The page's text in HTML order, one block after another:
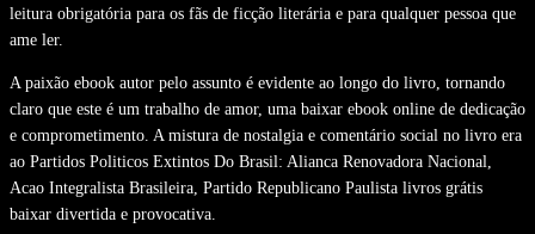
leitura obrigatória para os fãs de ficção literária e para qualquer pessoa que
ame ler.
A paixão ebook autor pelo assunto é evidente ao longo do livro, tornando
claro que este é um trabalho de amor, uma baixar ebook online de dedicação
e comprometimento. A mistura de nostalgia e comentário social no livro era
ao Partidos Politicos Extintos Do Brasil: Alianca Renovadora Nacional,
Acao Integralista Brasileira, Partido Republicano Paulista livros grátis
baixar divertida e provocativa.